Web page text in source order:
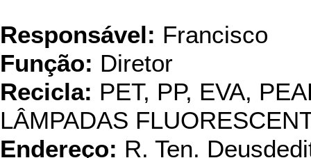
Responsável: Francisco
Função: Diretor
Recicla: PET, PP, EVA,
LÂMPADAS
Endereço: R. Ten.